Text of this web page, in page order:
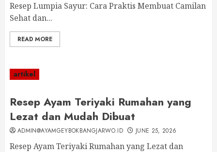
Resep Lumpia Sayur: Cara Praktis Membuat Camilan
Sehat dan...
READ MORE
artikel
Resep Ayam Teriyaki Rumahan yang
Lezat dan Mudah Dibuat
ADMIN@AYAMGEYBOKBANGJARWO.ID JUNE 25, 2026
Resep Ayam Teriyaki Rumahan yang Lezat dan